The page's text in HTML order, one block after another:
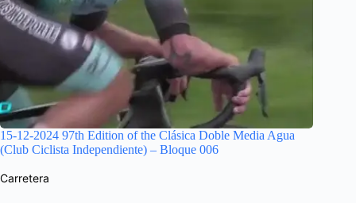
15-12-2024 97th Edition of the Clásica Doble Media Agua
(Club Ciclista Independiente) – Bloque 006
Carretera